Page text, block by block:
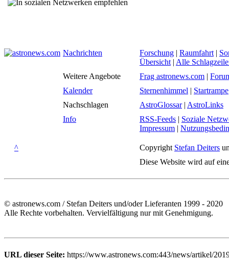
Nachrichten Forschung | Raumfahrt |
Übersicht | Alle
Weitere Angebote
Frag astronews.com |
Kalender
Sternenhimmel | Startrampe
Nachschlagen
AstroGlossar| AstroLinks
Info
RSS-Feeds | Soziale
Impressum |
^ Copyright Stefan Deiters
Diese Website wird auf
© astronews.com / Stefan Deiters und/oder Lieferanten 1999 - 2020
Alle Rechte vorbehalten. Vervielfältigung nur mit Genehmigung.
URL dieser Seite: https://www.astronews.com:443/news/artikel/